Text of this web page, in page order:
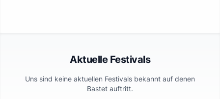
Aktuelle Festivals
Uns sind keine aktuellen Festivals bekannt auf denen
Bastet auftritt.